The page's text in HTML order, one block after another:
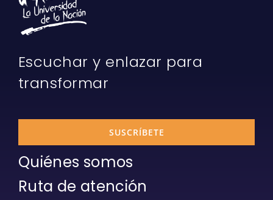
Escuchar y enlazar para
transformar
SUSCRÍBETE
Quiénes somos
Ruta de atención